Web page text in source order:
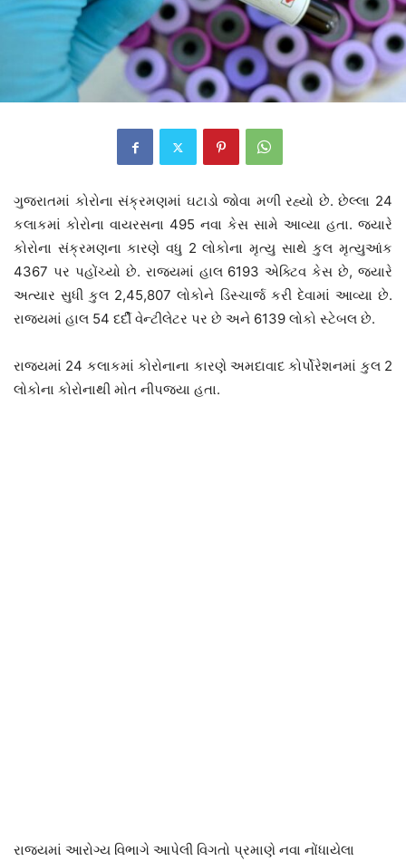
ગુજરાતમાં કોરોના સંક્રમણમાં ઘટાડો જોવા મળી રહ્યો છે. છેલ્લા 24
કલાકમાં કોરોના વાયરસના 495 નવા કેસ સામે આવ્યા હતા. જ્યારે
કોરોના સંક્રમણના કારણે વધુ 2 લોકોના મૃત્યુ સાથે કુલ મૃત્યુઆંક
4367 પર પહોંચ્યો છે. રાજ્યમાં હાલ 6193 એક્ટિવ કેસ છે, જ્યારે
અત્યાર સુધી કુલ 2,45,807 લોકોને ડિસ્ચાર્જ કરી દેવામાં આવ્યા છે.
રાજ્યમાં હાલ 54 દર્દી વેન્ટીલેટર પર છે અને 6139 લોકો સ્ટેબલ છે.
રાજ્યમાં 24 કલાકમાં કોરોનાના કારણે અમદાવાદ કોર્પોરેશનમાં કુલ 2
લોકોના કોરોનાથી મોત નીપજ્યા હતા.
રાજ્યમાં આરોગ્ય વિભાગે આપેલી વિગતો પ્રમાણે નવા નોંધાયેલા